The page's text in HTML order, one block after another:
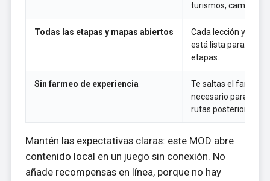
turismos, camiones
Todas las etapas y mapas abiertos
Cada lección y área
está lista para
etapas.
Sin farmeo de experiencia
Te saltas el farmeo
necesario para
rutas posteriores.
Mantén las expectativas claras: este MOD abre
contenido local en un juego sin conexión. No
añade recompensas en línea, porque no hay